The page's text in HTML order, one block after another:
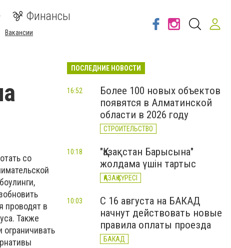
Финансы
Вакансии
со
проводят в
Также
ПОСЛЕДНИЕ НОВОСТИ
Более 100 новых объектов
появятся в Алматинской
области в 2026 году
СТРОИТЕЛЬСТВО
16:52
"Қазақстан Барысына"
жолдама үшін тартыс
ҚАЗАҚ КҮРЕСІ
10:18
С 16 августа на БАКАД
начнут действовать новые
правила оплаты проезда
БАКАД
10:03